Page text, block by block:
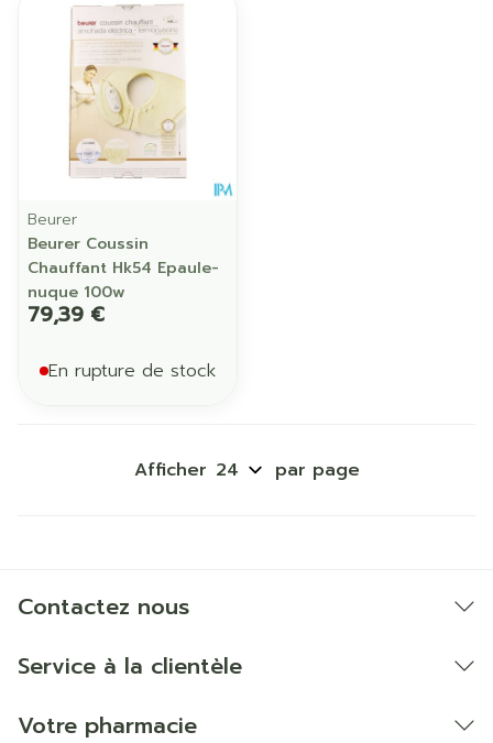
Beurer
Beurer Coussin
Chauffant Hk54 Epaule-
nuque 100w
79,39 €
En rupture de stock
Afficher par page
Contactez nous
Service à la clientèle
Votre pharmacie